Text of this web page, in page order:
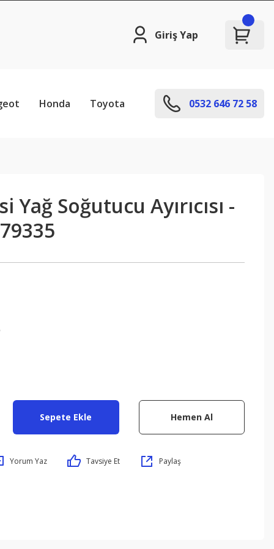
Giriş Yap
Honda Toyota 0532 646 72 58
Yağ Soğutucu Ayırıcısı -
Sepete Ekle Hemen Al
Yorum Yaz Tavsiye Et Paylaş